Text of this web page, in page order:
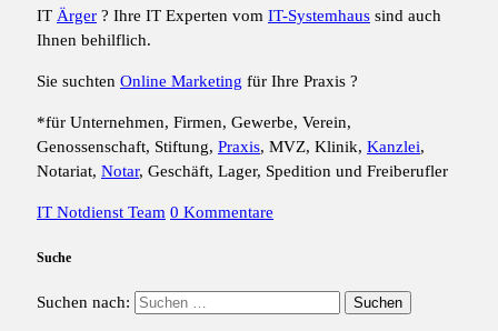
IT Ärger ? Ihre IT Experten vom IT-Systemhaus sind auch
Ihnen behilflich.
Sie suchten Online Marketing für Ihre Praxis ?
*für Unternehmen, Firmen, Gewerbe, Verein,
Genossenschaft, Stiftung, Praxis, MVZ, Klinik, Kanzlei,
Notariat, Notar, Geschäft, Lager, Spedition und Freiberufler
IT Notdienst Team 0 Kommentare
Suche
Suchen nach: